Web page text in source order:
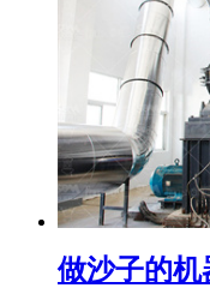
做沙子的机